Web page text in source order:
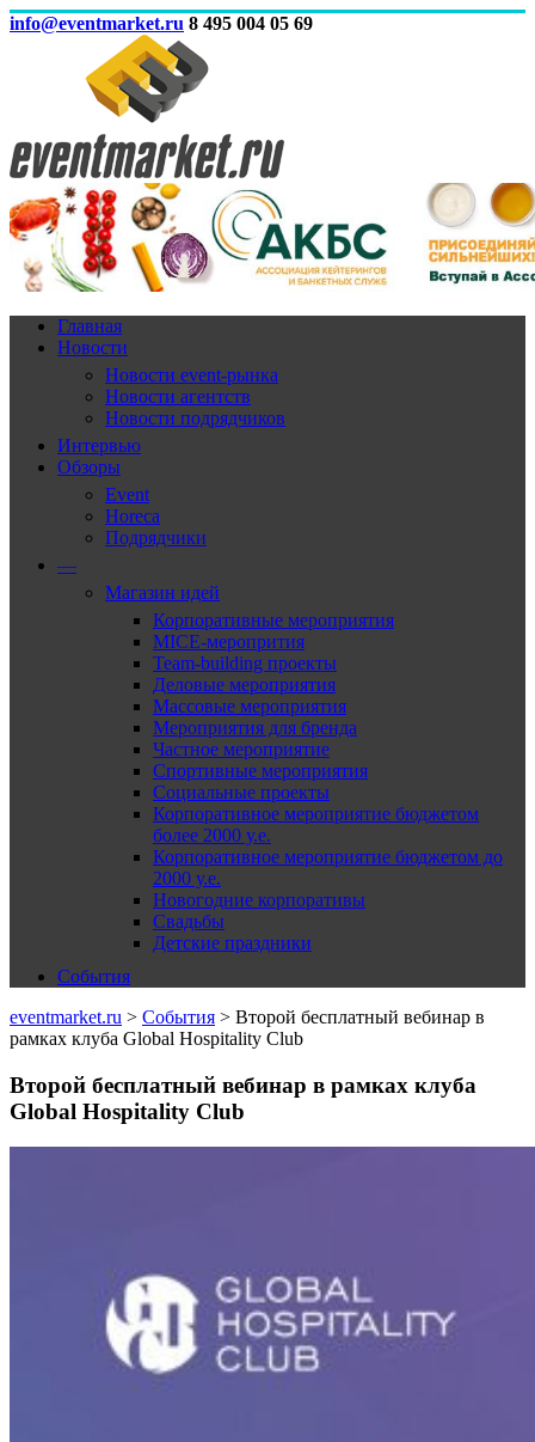
info@eventmarket.ru 8 495 004 05 69
Главная
Новости
Новости event-рынка
Новости агентств
Новости подрядчиков
Интервью
Обзоры
Event
Horeca
Подрядчики
—
Магазин идей
Корпоративные мероприятия
MICE-меропрития
Team-building проекты
Деловые мероприятия
Массовые мероприятия
Мероприятия для бренда
Частное мероприятие
Спортивные мероприятия
Социальные проекты
Корпоративное мероприятие бюджетом
более 2000 у.е.
Корпоративное мероприятие бюджетом до
2000 у.е.
Новогодние корпоративы
Свадьбы
Детские праздники
События
eventmarket.ru > События > Второй бесплатный вебинар в
рамках клуба Global Hospitality Club
Второй бесплатный вебинар в рамках клуба
Global Hospitality Club